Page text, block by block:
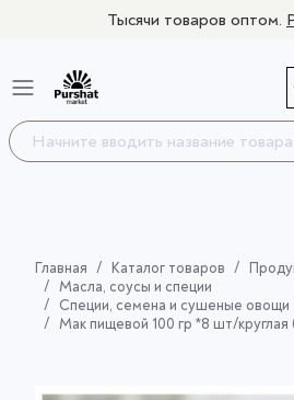
Тысячи товаров оптом.
Главная Каталог товаров
Масла, соусы и специи
Специи, семена и сушеные овощи
Мак пищевой 100 гр *8 шт/круглая